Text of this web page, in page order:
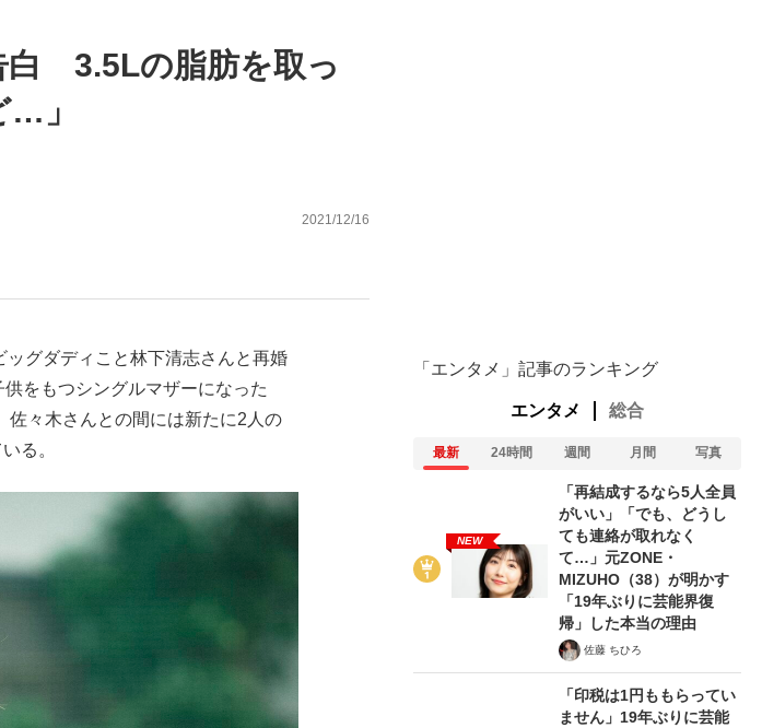
白 3.5Lの脂肪を取っ
…」
2021/12/16
ッグダディこと林下清志さんと再婚
をもつシングルマザーになった
佐々木さんとの間には新たに2人の
る。
「エンタメ」記事のランキング
エンタメ 総合
最新 24時間 週間 月間 写真
NEW
「再結成するなら5人全員
がいい」「でも、どうし
ても連絡が取れなく
て…」元ZONE・
MIZUHO（38）が明かす
「19年ぶりに芸能界復
帰」した本当の理由
佐藤 ちひろ
「印税は1円ももらってい
ません」19年ぶりに芸能